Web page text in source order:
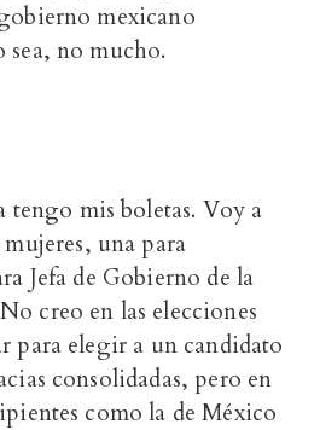
mexicano
sea, no mucho.
tengo mis boletas. Voy a
una para
Jefa de Gobierno de la
creo en las elecciones
para elegir a un candidato
consolidadas, pero en
como la de México